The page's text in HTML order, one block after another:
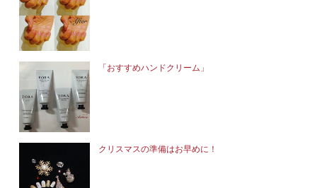
「おすすめハンドクリーム」
クリスマスの準備はお早めに！